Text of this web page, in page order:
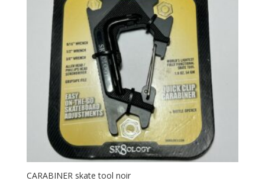
CARABINER skate tool noir